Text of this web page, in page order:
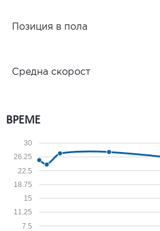
Позиция в пола
Средна скорост
ВРЕМЕ
7.5
11.25
15
18.75
22.5
26.25
30